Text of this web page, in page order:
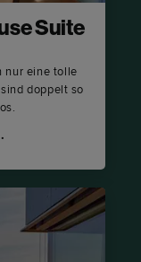
Suite
nur eine tolle
doppelt so